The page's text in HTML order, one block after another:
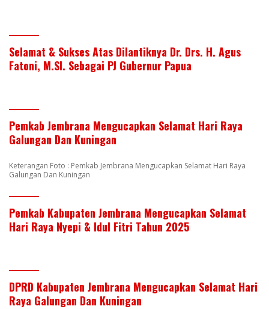
Selamat & Sukses Atas Dilantiknya Dr. Drs. H. Agus
Fatoni, M.SI. Sebagai PJ Gubernur Papua
Pemkab Jembrana Mengucapkan Selamat Hari Raya
Galungan Dan Kuningan
Keterangan Foto : Pemkab Jembrana Mengucapkan Selamat Hari Raya
Galungan Dan Kuningan
Pemkab Kabupaten Jembrana Mengucapkan Selamat
Hari Raya Nyepi & Idul Fitri Tahun 2025
DPRD Kabupaten Jembrana Mengucapkan Selamat Hari
Raya Galungan Dan Kuningan